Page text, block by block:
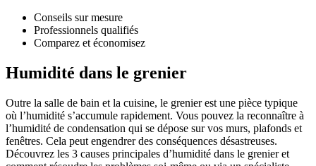
Conseils sur mesure
Professionnels qualifiés
Comparez et économisez
Humidité dans le grenier
Outre la salle de bain et la cuisine, le grenier est une pièce typique
où l’humidité s’accumule rapidement. Vous pouvez la reconnaître à
l’humidité de condensation qui se dépose sur vos murs, plafonds et
fenêtres. Cela peut engendrer des conséquences désastreuses.
Découvrez les 3 causes principales d’humidité dans le grenier et